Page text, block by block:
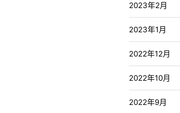
2023年2月
2023年1月
2022年12月
2022年10月
2022年9月